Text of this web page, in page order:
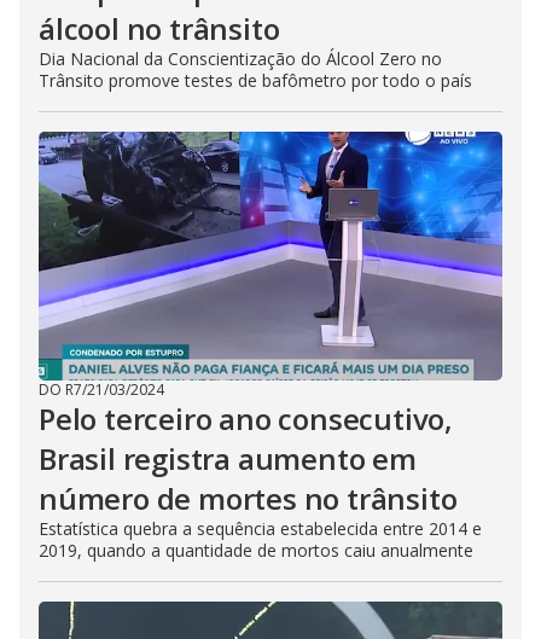
álcool no trânsito
Dia Nacional da Conscientização do Álcool Zero no
Trânsito promove testes de bafômetro por todo o país
DO R7/21/03/2024
Pelo terceiro ano consecutivo,
Brasil registra aumento em
número de mortes no trânsito
Estatística quebra a sequência estabelecida entre 2014 e
2019, quando a quantidade de mortos caiu anualmente